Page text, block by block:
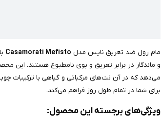
مام رول ضد تعریق نایس مدل Casamorati Mefisto
و ماندگار در برابر تعریق و بوی نامطبوع هستند. این
می‌دهد که در آن نت‌های مرکباتی و گیاهی با ترکیبات
برای شما در تمام طول روز فراهم می‌کند.
ویژگی‌های برجسته این محصول: